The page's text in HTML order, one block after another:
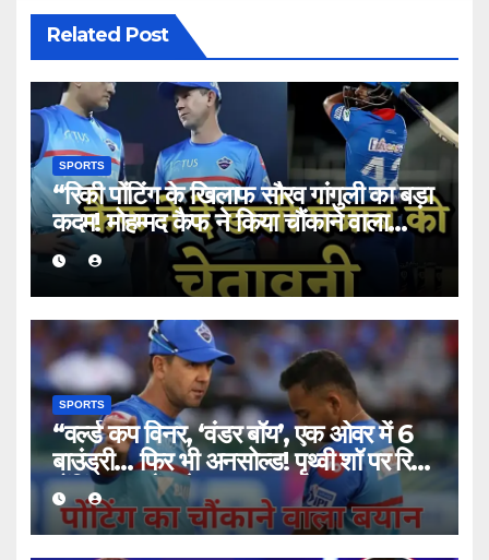
Related Post
SPORTS
“रिकी पोंटिंग के खिलाफ सौरव गांगुली का बड़ा
कदम! मोहम्मद कैफ ने किया चौंकाने वाला
खुलासा”
SPORTS
“वर्ल्ड कप विनर, ‘वंडर बॉय’, एक ओवर में 6
बाउंड्री… फिर भी अनसोल्ड! पृथ्वी शॉ पर रिकी
पोंटिंग का चौंकाने वाला बयान”